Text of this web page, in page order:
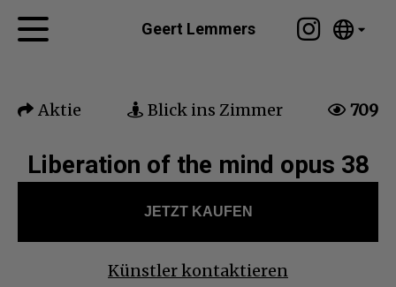
Geert Lemmers
Español
汉语/中文
日本語
Kunstwerke
Nachrichten
Aktie Blick ins Zimmer 709
Liberation of the mind opus 38
JETZT KAUFEN
Künstler kontaktieren